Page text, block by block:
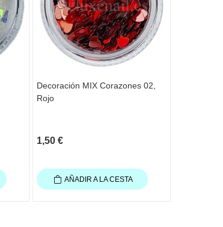
Decoración MIX Corazones 02,
Rojo
1,50 €
AÑADIR A LA CESTA